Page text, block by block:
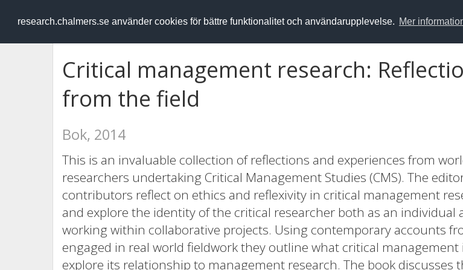
research.chalmers.se använder cookies för bättre funktionalitet och användarupplevelse. Mer
RESEARCH.chalmers.se
Critical management research:
from the field
Bok, 2014
This is an invaluable collection of reflections and experiences from
researchers undertaking Critical Management Studies (CMS). The
contributors reflect on ethics and reflexivity in critical management
and explore the identity of the critical researcher both as an individual
working within collaborative projects. Using contemporary accounts
engaged in real world fieldwork they outline what critical management
explore its relationship to management research. The book discusses